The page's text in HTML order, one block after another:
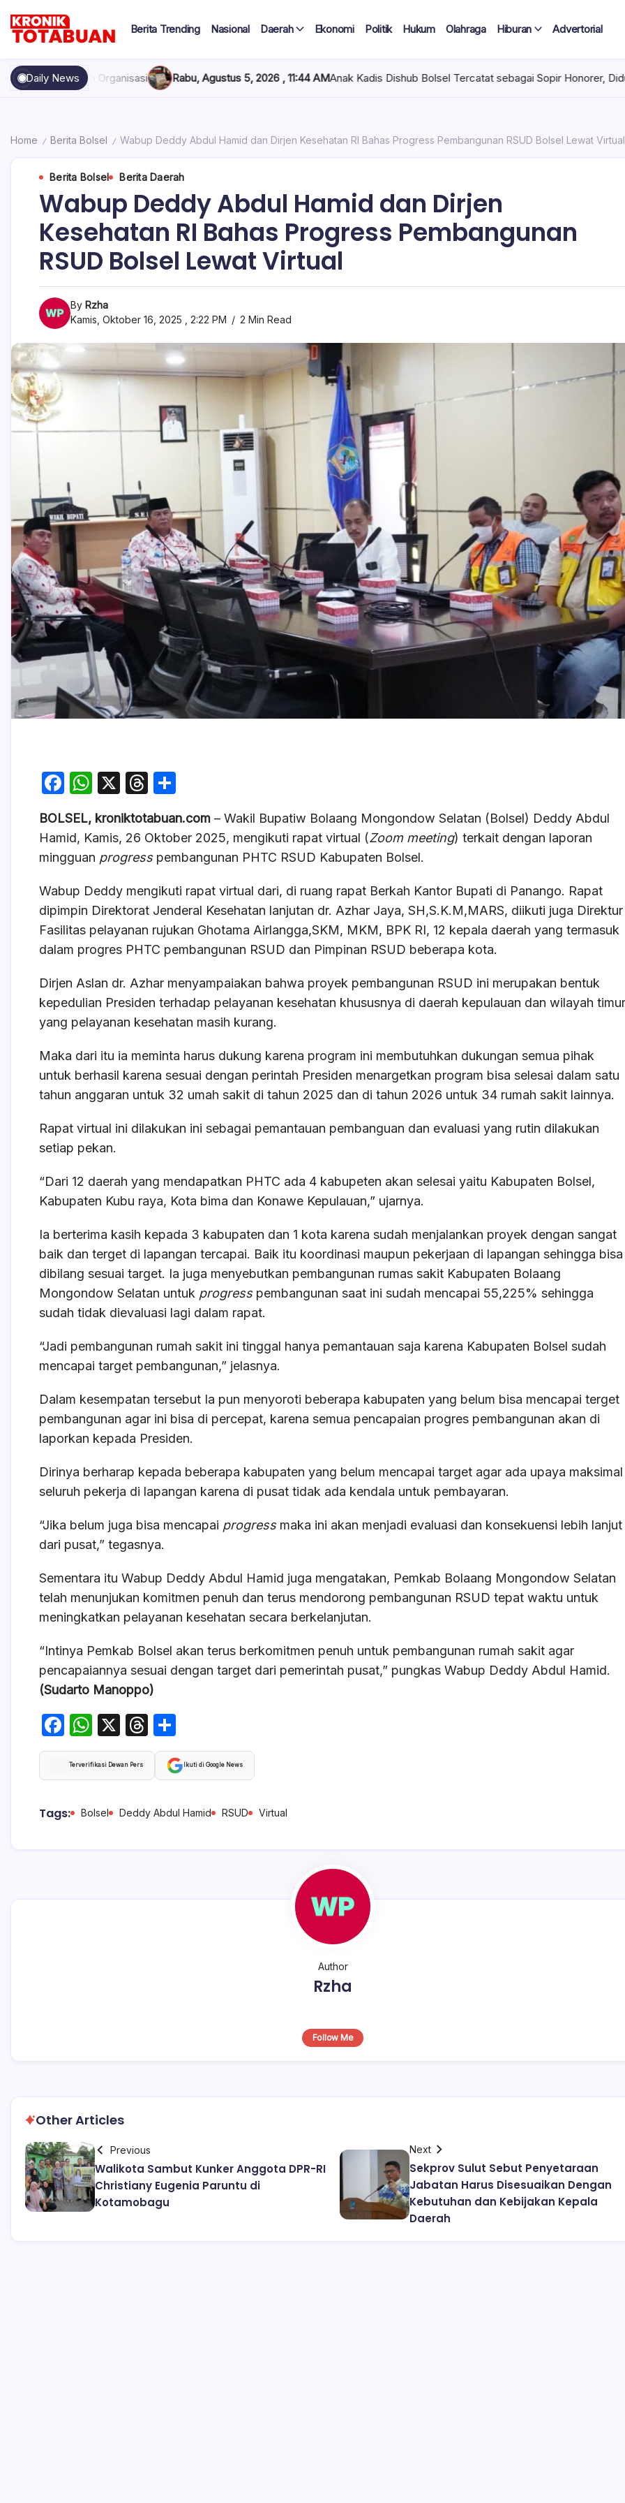
content
Totabuan
Terkini
hari
ini
Berita Trending Nasional Daerah Ekonomi Politik Hukum Olahraga Hiburan Advertorial
Daily NewsRabu, Agustus 5, 2026 , 11:44 AMAnak Kadis Dishub Bolsel Tercatat sebagai Sopir Honorer, Diduga Tak Pernah Bertugas
Home / Berita Bolsel / Wabup Deddy Abdul Hamid dan Dirjen Kesehatan RI Bahas Progress Pembangunan RSUD Bolsel Lewat Virtual
Berita Bolsel Berita Daerah
Wabup Deddy Abdul Hamid dan Dirjen
Kesehatan RI Bahas Progress Pembangunan
RSUD Bolsel Lewat Virtual
By Rzha
Kamis, Oktober 16, 2025 , 2:22 PM
2 Min Read
F
c
e
b
o
o
k
W
at
s
A
p
p
X
T
e
a
d
s
ar
e
BOLSEL, kroniktotabuan.com – Wakil Bupatiw Bolaang Mongondow Selatan (Bolsel) Deddy Abdul
Hamid, Kamis, 26 Oktober 2025, mengikuti rapat virtual (Zoom meeting) terkait dengan laporan
mingguan progresspembangunan PHTC RSUD Kabupaten Bolsel.
Wabup Deddy mengikuti rapat virtual dari, di ruang rapat Berkah Kantor Bupati di Panango. Rapat
dipimpin Direktorat Jenderal Kesehatan lanjutan dr. Azhar Jaya, SH,S.K.M,MARS, diikuti juga Direktur
Fasilitas pelayanan rujukan Ghotama Airlangga,SKM, MKM, BPK RI, 12 kepala daerah yang termasuk
dalam progres PHTC pembangunan RSUD dan Pimpinan RSUD beberapa kota.
Dirjen Aslan dr. Azhar menyampaiakan bahwa proyek pembangunan RSUD ini merupakan bentuk
kepedulian Presiden terhadap pelayanan kesehatan khususnya di daerah kepulauan dan wilayah timur
yang pelayanan kesehatan masih kurang.
Maka dari itu ia meminta harus dukung karena program ini membutuhkan dukungan semua pihak
untuk berhasil karena sesuai dengan perintah Presiden menargetkan program bisa selesai dalam satu
tahun anggaran untuk 32 umah sakit di tahun 2025 dan di tahun 2026 untuk 34 rumah sakit lainnya.
Rapat virtual ini dilakukan ini sebagai pemantauan pembanguan dan evaluasi yang rutin dilakukan
setiap pekan.
“Dari 12 daerah yang mendapatkan PHTC ada 4 kabupeten akan selesai yaitu Kabupaten Bolsel,
Kabupaten Kubu raya, Kota bima dan Konawe Kepulauan,” ujarnya.
Ia berterima kasih kepada 3 kabupaten dan 1 kota karena sudah menjalankan proyek dengan sangat
baik dan terget di lapangan tercapai. Baik itu koordinasi maupun pekerjaan di lapangan sehingga bisa
dibilang sesuai target. Ia juga menyebutkan pembangunan rumas sakit Kabupaten Bolaang
Mongondow Selatan untuk progress pembangunan saat ini sudah mencapai 55,225% sehingga
sudah tidak dievaluasi lagi dalam rapat.
“Jadi pembangunan rumah sakit ini tinggal hanya pemantauan saja karena Kabupaten Bolsel sudah
mencapai target pembangunan,” jelasnya.
Dalam kesempatan tersebut Ia pun menyoroti beberapa kabupaten yang belum bisa mencapai terget
pembangunan agar ini bisa di percepat, karena semua pencapaian progres pembangunan akan di
laporkan kepada Presiden.
Dirinya berharap kepada beberapa kabupaten yang belum mencapai target agar ada upaya maksimal
seluruh pekerja di lapangan karena di pusat tidak ada kendala untuk pembayaran.
“Jika belum juga bisa mencapai progressmaka ini akan menjadi evaluasi dan konsekuensi lebih lanjut
dari pusat,” tegasnya.
Sementara itu Wabup Deddy Abdul Hamid juga mengatakan, Pemkab Bolaang Mongondow Selatan
telah menunjukan komitmen penuh dan terus mendorong pembangunan RSUD tepat waktu untuk
meningkatkan pelayanan kesehatan secara berkelanjutan.
“Intinya Pemkab Bolsel akan terus berkomitmen penuh untuk pembangunan rumah sakit agar
pencapaiannya sesuai dengan target dari pemerintah pusat,” pungkas Wabup Deddy Abdul Hamid.
(Sudarto Manoppo)
F
a
c
b
W
h
at
A
X
T
hr
e
d
h
ar
Terverifikasi Dewan Pers Ikuti di Google News
Tags: Bolsel Deddy Abdul Hamid RSUD Virtual
Author
Rzha
Follow Me
Other Articles
Previous
Walikota Sambut Kunker Anggota DPR-RI
Christiany Eugenia Paruntu di
Kotamobagu
Next
Sekprov Sulut Sebut Penyetaraan
Jabatan Harus Disesuaikan Dengan
Kebutuhan dan Kebijakan Kepala
Daerah